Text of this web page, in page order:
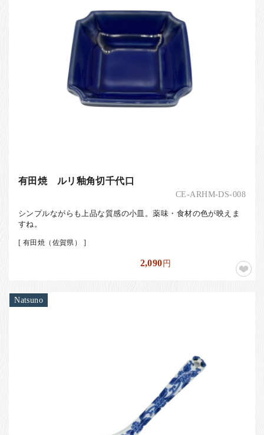
有田焼 ルリ釉角切千代口
CE-ARHM-DS-008
シンプルながらも上品な質感の小皿。薬味・食材の色が映えま
すね。
[ 有田焼（佐賀県） ]
2,090円
Natsuno